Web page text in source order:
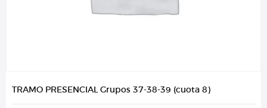
TRAMO PRESENCIAL Grupos 37-38-39 (cuota 8)